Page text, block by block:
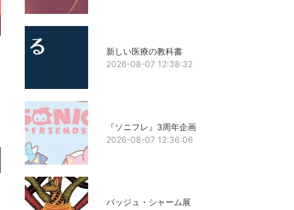
新しい医療の教科書
2026-08-07 12:38:32
『ソニフレ』3周年企画
2026-08-07 12:36:06
バッジュ・シャーム展